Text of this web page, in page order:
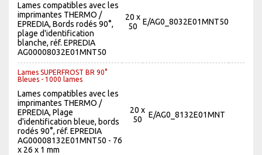
Lames compatibles avec les
imprimantes THERMO /
EPREDIA, Bords rodés 90°,
plage d'identification
blanche, réf. EPREDIA
AG00008032E01MNT50
20 x
50
E/AG0_8032E01MNT50
Lames SUPERFROST BR 90°
Bleues - 1000 lames
Lames compatibles avec les
imprimantes THERMO /
EPREDIA, Plage
d'identification bleue, bords
rodés 90°, réf. EPREDIA
AG00008132E01MNT50 - 76
x 26 x 1 mm
20 x
50
E/AG0_8132E01MNT